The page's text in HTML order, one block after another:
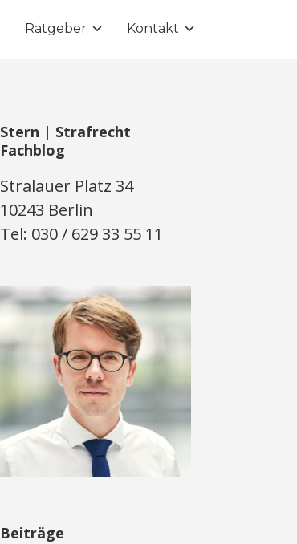
Ratgeber Kontakt
Stern | Strafrecht
Fachblog
Stralauer Platz 34
10243 Berlin
Tel: 030 / 629 33 55 11
Beiträge